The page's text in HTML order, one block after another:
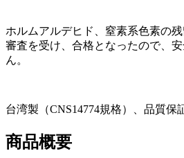
ホルムアルデヒド、窒素系色素の
審査を受け、合格となったので、
ん。
台湾製（CNS14774規格）、品質保
商品概要